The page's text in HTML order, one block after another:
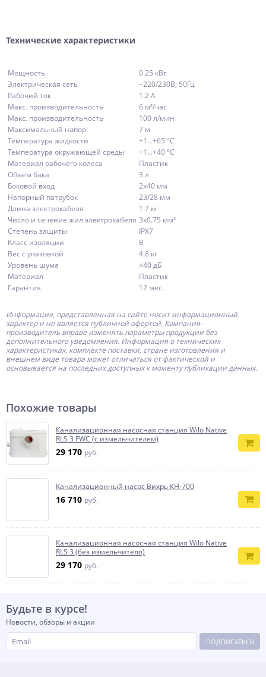
Технические характеристики
Мощность
0.25 кВт
Электрическая сеть
~220/230В; 50Гц
Рабочий ток
1.2 А
Макс. производительность
6 м³/час
Макc. производительность
100 л/мин
Максимальный напор
7 м
Температура жидкости
+1…+65 °С
Температура окружающей среды
+1...+40 ºС
Материал рабочего колеса
Пластик
Объем бака
3 л
Боковой вход
2x40 мм
Напорный патрубок
23/28 мм
Длина электрокабеля
1.7 м
Число и сечение жил электрокабеля 3x0.75 мм²
Степень защиты
IPX7
Класс изоляции
B
Вес с упаковкой
4.8 кг
Уровень шума
<40 дБ
Материал
Пластик
Гарантия
12 мес.
Информация, представленная на сайте носит информационный
характер и не является публичной офертой. Компания-
производитель вправе изменять параметры продукции без
дополнительного уведомления. Информация о технических
характеристиках, комплекте поставки, стране изготовления и
внешнем виде товара может отличаться от фактической и
основывается на последних доступных к моменту публикации данных.
Похожие товары
Канализационная насосная станция Wilo Native
RLS 3 FWC (с измельчителем)
29 170 руб.
Канализационный насос Вихрь КН-700
16 710 руб.
Канализационная насосная станция Wilo Native
RLS 3 (без измельчителя)
29 170 руб.
Будьте в курсе!
Новости, обзоры и акции
ПОДПИСАТЬСЯ